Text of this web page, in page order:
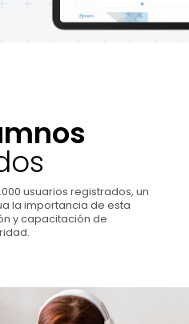
usuarios registrados, un
la importancia de esta
y capacitación de